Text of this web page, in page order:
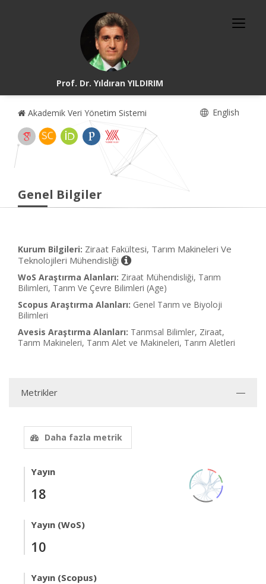
Prof. Dr. Yıldıran YILDIRIM
Akademik Veri Yönetim Sistemi English
Genel Bilgiler
Kurum Bilgileri: Ziraat Fakültesi, Tarım Makineleri Ve
Teknolojileri Mühendisliği
WoS Araştırma Alanları: Ziraat Mühendisliği, Tarım
Bilimleri, Tarım Ve Çevre Bilimleri (Age)
Scopus Araştırma Alanları: Genel Tarım ve Biyoloji
Bilimleri
Avesis Araştırma Alanları: Tarımsal Bilimler, Ziraat,
Tarım Makineleri, Tarım Alet ve Makineleri, Tarım Aletleri
Metrikler
Daha fazla metrik
Yayın
18
Yayın (WoS)
10
Yayın (Scopus)